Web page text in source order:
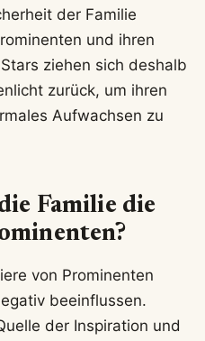
der Familie
und ihren
ziehen sich deshalb
zurück, um ihren
Aufwachsen zu
Familie die
von Prominenten
beeinflussen.
der Inspiration und